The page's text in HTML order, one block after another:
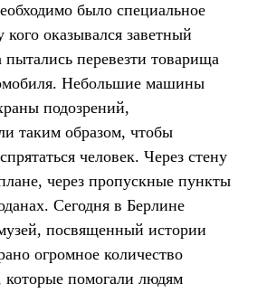
было специальное
оказывался заветный
пытались перевезти товарища
Небольшие машины
подозрений,
таким образом, чтобы
человек. Через стену
через пропускные пункты
Сегодня в Берлине
посвященный истории
огромное количество
которые помогали людям